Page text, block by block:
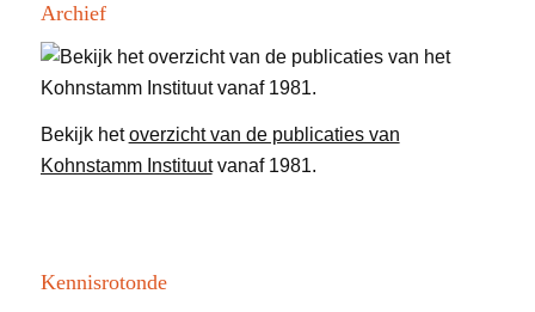
Archief
Bekijk hetoverzicht van de publicaties van
Kohnstamm Instituutvanaf 1981.
Kennisrotonde